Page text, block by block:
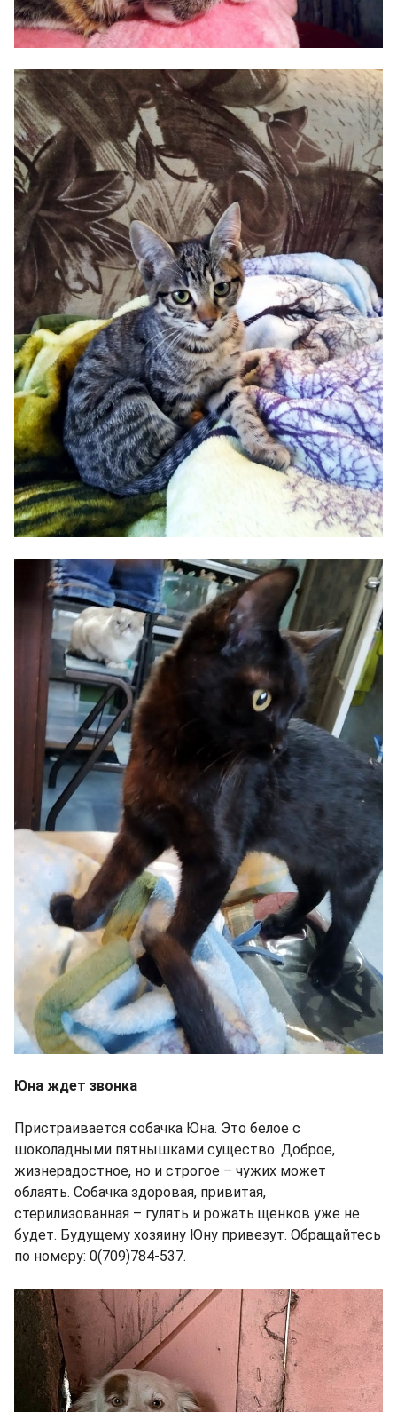
Юна ждет звонка
Пристраивается собачка Юна. Это белое с
шоколадными пятнышками существо. Доброе,
жизнерадостное, но и строгое – чужих может
облаять. Собачка здоровая, привитая,
стерилизованная – гулять и рожать щенков уже не
будет. Будущему хозяину Юну привезут. Обращайтесь
по номеру: 0(709)784-537.